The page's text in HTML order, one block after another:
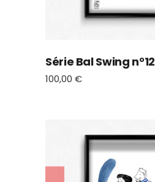
Série Bal Swing n°12
100,00 €